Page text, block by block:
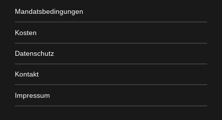
Mandatsbedingungen
Kosten
Datenschutz
Kontakt
Impressum